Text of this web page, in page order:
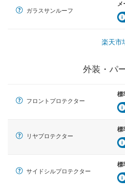
ガラスサンルーフ
メ
楽天市
外装・パ
フロントプロテクター
標
リヤプロテクター
標
サイドシルプロテクター
標